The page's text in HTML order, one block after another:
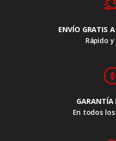
ENVÍO GRATIS
Rápido
GARANTÍA
En todos